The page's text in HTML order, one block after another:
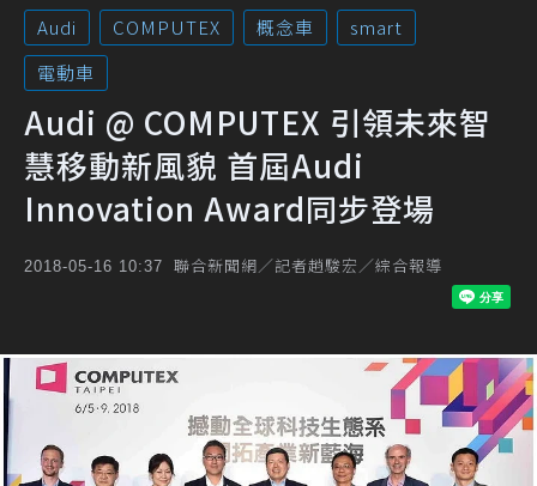
Audi COMPUTEX 概念車
smart
電動車
Audi @ COMPUTEX 引領未來智
慧移動新風貌 首屆Audi
Innovation Award同步登場
2018-05-16 10:37 聯合新聞網／記者趙駿宏／綜合報導